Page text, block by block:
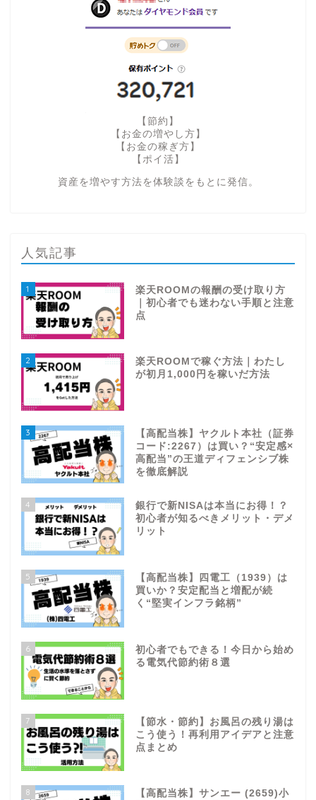
【節約】
【お金の増やし方】
【お金の稼ぎ方】
【ポイ活】
資産を増やす方法を体験談をもとに発信。
人気記事
1
楽天ROOMの報酬の受け取り方
｜初心者でも迷わない手順と注意
点
2
楽天ROOMで稼ぐ方法｜わたし
が初月1,000円を稼いだ方法
3
【高配当株】ヤクルト本社（証券
コード:2267）は買い？“安定感×
高配当”の王道ディフェンシブ株
を徹底解説
4
銀行で新NISAは本当にお得！？
初心者が知るべきメリット・デメ
リット
5
【高配当株】四電工（1939）は
買いか？安定配当と増配が続
く“堅実インフラ銘柄”
6
初心者でもできる！今日から始め
る電気代節約術８選
7
【節水・節約】お風呂の残り湯は
こう使う！再利用アイデアと注意
点まとめ
8
【高配当株】サンエー (2659)小